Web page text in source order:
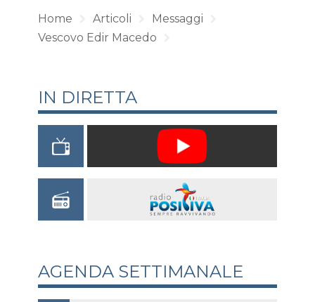
Home Articoli
Messaggi
Vescovo Edir Macedo
IN DIRETTA
AGENDA SETTIMANALE